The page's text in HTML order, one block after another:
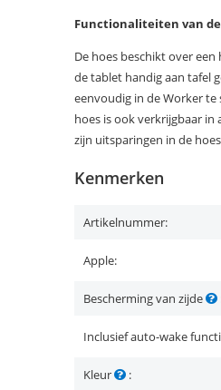
Functionaliteiten van
De hoes beschikt over
de tablet handig aan tafel
eenvoudig in de Worker
hoes is ook verkrijgbaar in
zijn uitsparingen in de
Kenmerken
Artikelnummer:
Apple:
Bescherming van zijde
Inclusief auto-wake
Kleur :